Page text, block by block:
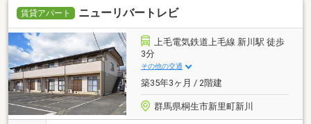
賃貸アパート ニューリバートレビ
上毛電気鉄道上毛線 新川駅 徒歩
3分
その他の交通
築35年3ヶ月 / 2階建
群馬県桐生市新里町新川